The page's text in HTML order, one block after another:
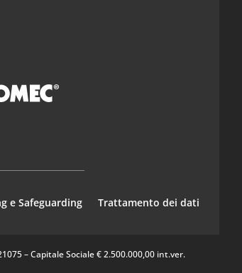
e Safeguarding Trattamento dei dati
– Capitale Sociale € 2.500.000,00 int.ver.